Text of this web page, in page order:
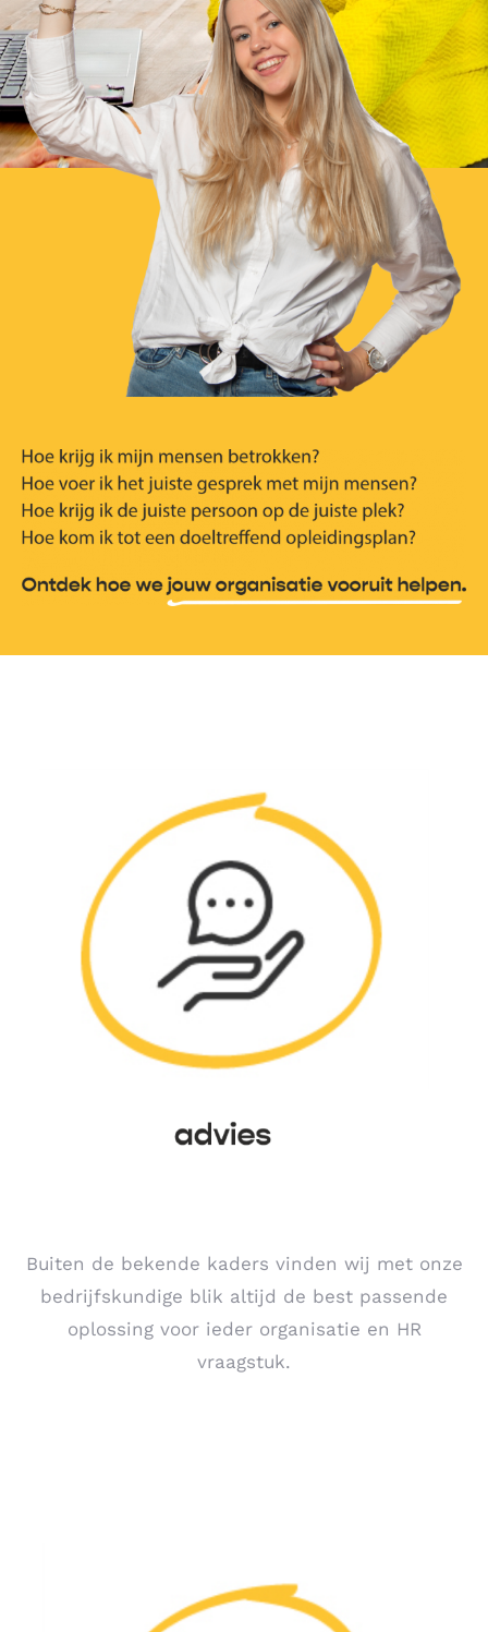
Buiten de bekende kaders vinden wij met onze
bedrijfskundige blik altijd de best passende
oplossing voor ieder organisatie en HR
vraagstuk.